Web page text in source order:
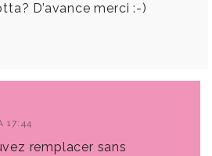
D’avance merci :-)
17:44
remplacer sans